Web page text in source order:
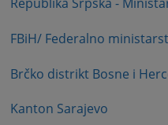
FBiH/ Federalno
Brčko distrikt Bosne i
Kanton Sarajevo